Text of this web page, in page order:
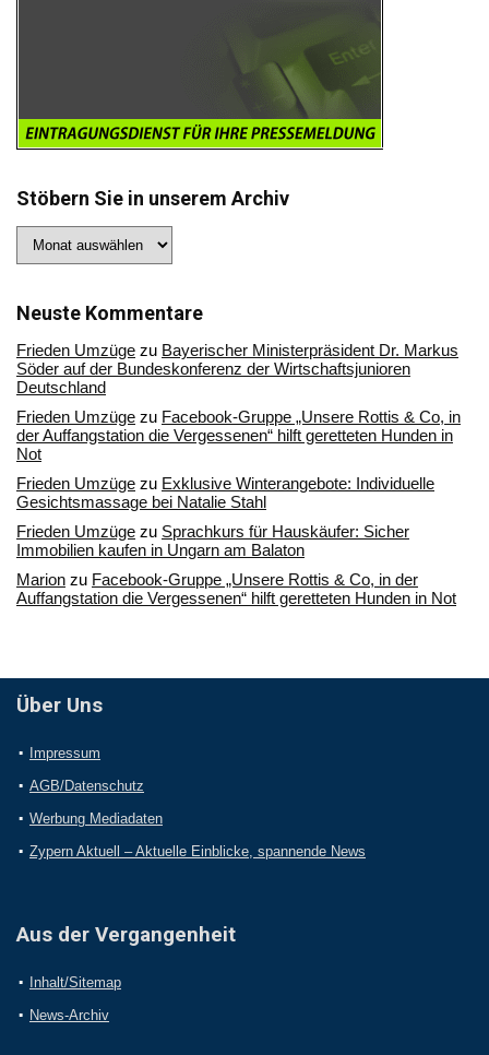
Stöbern Sie in unserem Archiv
Sie
Archiv
Neuste Kommentare
Frieden Umzüge zu Bayerischer Ministerpräsident Dr. Markus
Söder auf der Bundeskonferenz der Wirtschaftsjunioren
Deutschland
Frieden Umzüge zu Facebook-Gruppe „Unsere Rottis & Co, in
der Auffangstation die Vergessenen“ hilft geretteten Hunden in
Not
Frieden Umzüge zu Exklusive Winterangebote: Individuelle
Gesichtsmassage bei Natalie Stahl
Frieden Umzüge zu Sprachkurs für Hauskäufer: Sicher
Immobilien kaufen in Ungarn am Balaton
Marion zu Facebook-Gruppe „Unsere Rottis & Co, in der
Auffangstation die Vergessenen“ hilft geretteten Hunden in Not
Über Uns
Impressum
AGB/Datenschutz
Werbung Mediadaten
Zypern Aktuell – Aktuelle Einblicke, spannende News
Aus der Vergangenheit
Inhalt/Sitemap
News-Archiv